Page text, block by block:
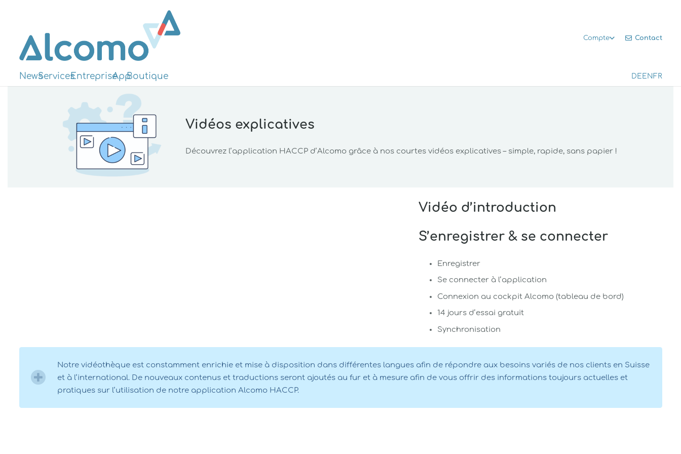
Compte Contact
NewsServicesEntrepriseAppBoutique DE EN FR
Vidéos explicatives
Découvrez l’application HACCP d’Alcomo grâce à nos courtes vidéos explicatives – simple, rapide, sans papier !
Vidéo d’introduction
S’enregistrer & se connecter
Enregistrer
Se connecter à l’application
Connexion au cockpit Alcomo (tableau de bord)
14 jours d’essai gratuit
Synchronisation
Notre vidéothèque est constamment enrichie et mise à disposition dans différentes langues afin de répondre aux besoins variés de nos clients en Suisse
et à l’international. De nouveaux contenus et traductions seront ajoutés au fur et à mesure afin de vous offrir des informations toujours actuelles et
pratiques sur l’utilisation de notre application Alcomo HACCP.